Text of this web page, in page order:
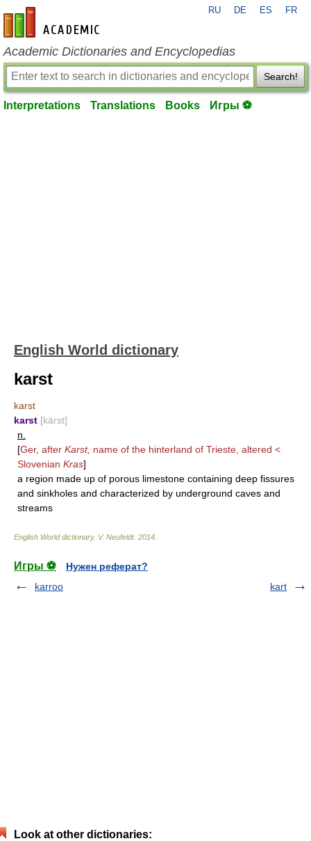
en-academic.com
RU DE ES FR
Academic Dictionaries and Encyclopedias
Search!
Interpretations Translations Books Игры ⚽
English World dictionary
karst
karst
karst [kärst]
n.
[Ger, after Karst, name of the hinterland of Trieste, altered <
Slovenian Kras]
a region made up of porous limestone containing deep fissures
and sinkholes and characterized by underground caves and
streams
English World dictionary. V. Neufeldt. 2014
Игры ⚽
Нужен реферат?
karroo
kart
Look at other dictionaries: